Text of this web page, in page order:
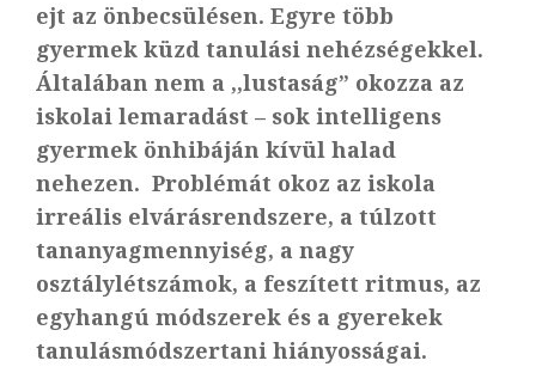
ejt az önbecsülésen. Egyre több
gyermek küzd tanulási nehézségekkel.
Általában nem a ,,lustaság” okozza az
iskolai lemaradást – sok intelligens
gyermek önhibáján kívül halad
nehezen. Problémát okoz az iskola
irreális elvárásrendszere, a túlzott
tananyagmennyiség, a nagy
osztálylétszámok, a feszített ritmus, az
egyhangú módszerek és a gyerekek
tanulásmódszertani hiányosságai.